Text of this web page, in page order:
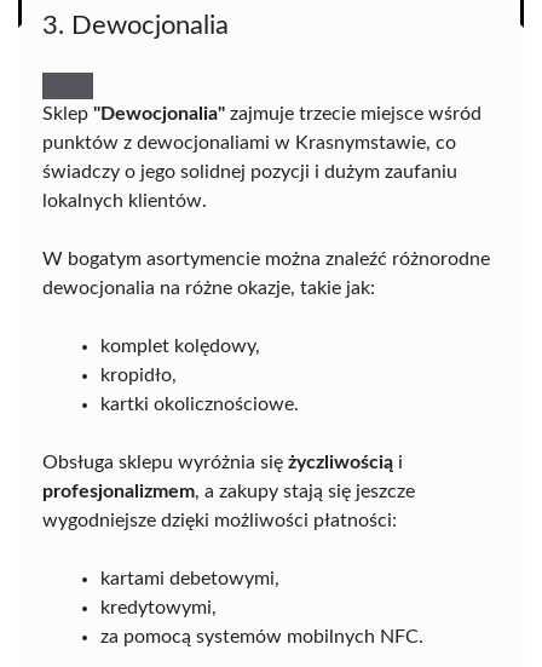
3. Dewocjonalia
Sklep "Dewocjonalia" zajmuje trzecie miejsce wśród
punktów z dewocjonaliami w Krasnymstawie, co
świadczy o jego solidnej pozycji i dużym zaufaniu
lokalnych klientów.
W bogatym asortymencie można znaleźć różnorodne
dewocjonalia na różne okazje, takie jak:
komplet kolędowy,
kropidło,
kartki okolicznościowe.
Obsługa sklepu wyróżnia się życzliwością i
profesjonalizmem, a zakupy stają się jeszcze
wygodniejsze dzięki możliwości płatności:
kartami debetowymi,
kredytowymi,
za pomocą systemów mobilnych NFC.